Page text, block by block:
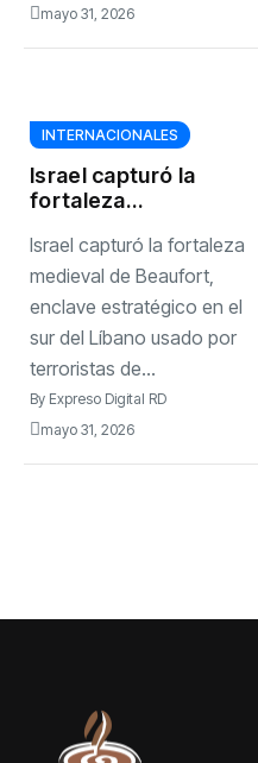
mayo 31, 2026
INTERNACIONALES
Israel capturó la
fortaleza
Beaufort, enclave
estratégico en el
sur del Líbano
usado por
terroristas de
Hezbollah
Israel capturó la fortaleza
medieval de Beaufort,
enclave estratégico en el
sur del Líbano usado por
terroristas de...
By Expreso Digital RD
mayo 31, 2026